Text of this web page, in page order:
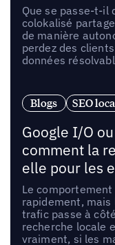
Que se passe-t-il
colokalisé
de manière
perdez des
données
Blogs SEO
Google I/O
comment la
elle pour les
Le
rapidement, mais
trafic passe à
recherche locale
vraiment, si les